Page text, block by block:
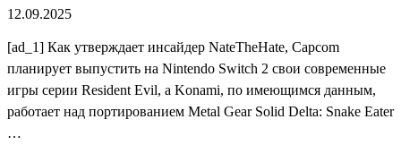
12.09.2025
[ad_1] Как утверждает инсайдер NateTheHate, Capcom
планирует выпустить на Nintendo Switch 2 свои современные
игры серии Resident Evil, а Konami, по имеющимся данным,
работает над портированием Metal Gear Solid Delta: Snake Eater
…